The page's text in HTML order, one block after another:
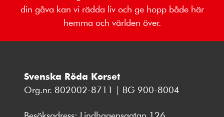
din gåva kan vi rädda liv och ge hopp både här
hemma och världen över.
Svenska Röda Korset
Org.nr. 802002-8711 | BG 900-8004